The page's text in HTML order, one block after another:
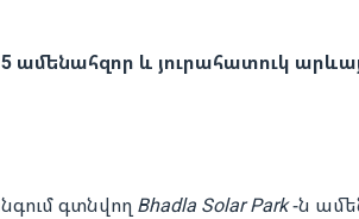
ամենահզոր և յուրահատուկ
գտնվող Bhadla Solar Park-ն